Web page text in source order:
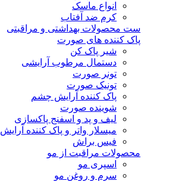
انواع ماسک
کرم ضد آفتاب
ست محصولات بهداشتی و مراقبتی
پاک کننده های صورت
شیر پاک کن
دستمال مرطوب آرایشی
تونر صورت
تونیک صورت
پاک کننده آرایش چشم
شوینده صورت
لیف و پد و اسفنج پاکسازی
میسلار واتر و پاک کننده آرایش
فیس براش
محصولات مراقبت از مو
اسپری مو
سرم و روغن مو